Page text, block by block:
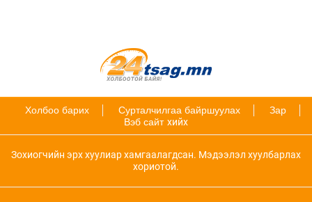
Холбоо барих Сурталчилгаа байршуулах
Зар
Вэб сайт хийх
Зохиогчийн эрх хуулиар хамгаалагдсан. Мэдээлэл хуулбарлах
хориотой.